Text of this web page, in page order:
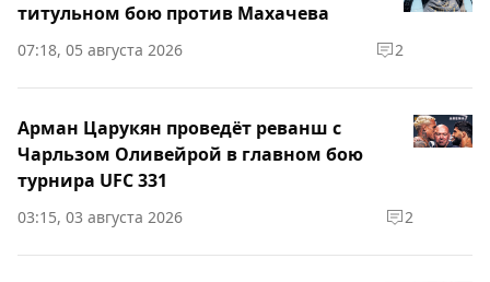
титульном бою против Махачева
07:18, 05 августа 2026 2
Арман Царукян проведёт реванш с
Чарльзом Оливейрой в главном бою
турнира UFC 331
03:15, 03 августа 2026 2